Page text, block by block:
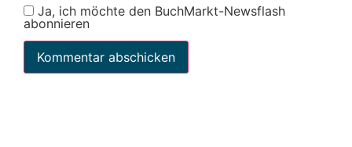
Ja, ich möchte den BuchMarkt-Newsflash
abonnieren